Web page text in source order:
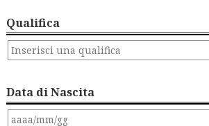
Qualifica
Data di Nascita